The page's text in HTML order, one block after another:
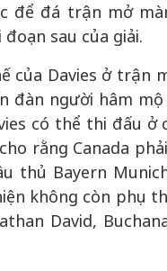
để đá trận mở
sau của giải.
của Davies ở
đàn người hâm
có thể thi đấu
rằng Canada
thủ Bayern
không còn phụ
David,